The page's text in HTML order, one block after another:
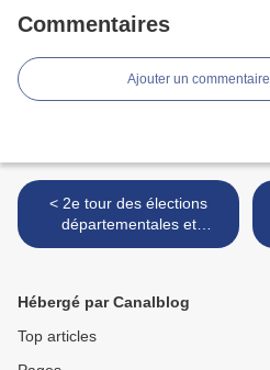
Commentaires
Ajouter un commentaire
< 2e tour des élections
départementales et
régionales, 27 juin 2021
Hébergé par Canalblog
Top articles